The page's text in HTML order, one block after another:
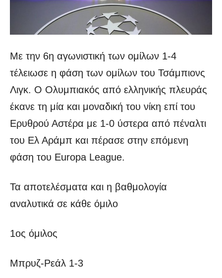
Με την 6η αγωνιστική των ομίλων 1-4
τέλειωσε η φάση των ομίλων του Τσάμπιονς
Λιγκ. Ο Ολυμπιακός από ελληνικής πλευράς
έκανε τη μία και μοναδική του νίκη επί του
Ερυθρού Αστέρα με 1-0 ύστερα από πέναλτι
του Ελ Αράμπ και πέρασε στην επόμενη
φάση του Europa League.
Τα αποτελέσματα και η βαθμολογία
αναλυτικά σε κάθε όμιλο
1ος όμιλος
Μπρυζ-Ρεάλ 1-3